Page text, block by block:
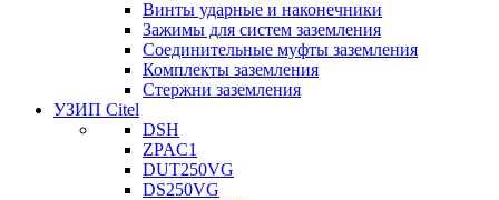
Винты ударные и наконечники
Зажимы для систем заземления
Соединительные муфты заземления
Комплекты заземления
Стержни заземления
УЗИП Citel
DSH
ZPAC1
DUT250VG
DS250VG